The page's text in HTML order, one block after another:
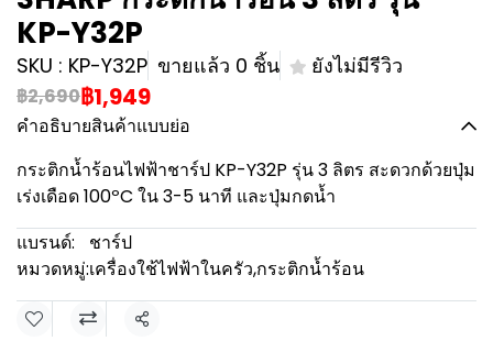
KP-Y32P
SKU : KP-Y32P ขายแล้ว 0 ชิ้น ยังไม่มีรีวิว
฿2,690฿1,949
คำอธิบายสินค้าแบบย่อ
กระติกน้ำร้อนไฟฟ้าชาร์ป KP-Y32P รุ่น 3 ลิตร สะดวกด้วยปุ่ม
เร่งเดือด 100ºC ใน 3-5 นาที และปุ่มกดน้ำ
แบรนด์:
ชาร์ป
หมวดหมู่:เครื่องใช้ไฟฟ้าในครัว,กระติกน้ำร้อน
แชร์